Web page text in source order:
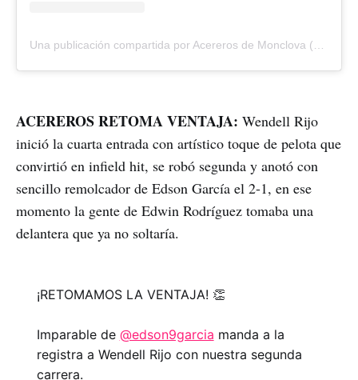
ACEREROS RETOMA VENTAJA: Wendell Rijo
inició la cuarta entrada con artístico toque de pelota que
convirtió en infield hit, se robó segunda y anotó con
sencillo remolcador de Edson García el 2-1, en ese
momento la gente de Edwin Rodríguez tomaba una
delantera que ya no soltaría.
¡RETOMAMOS LA VENTAJA! 👏
Imparable de @edson9garcia manda a la
registra a Wendell Rijo con nuestra segunda
carrera.